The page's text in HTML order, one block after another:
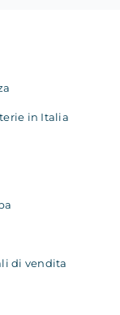
in Italia
di vendita